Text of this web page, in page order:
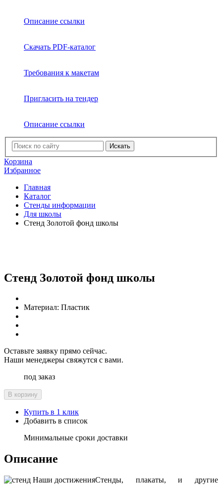
Описание ссылки
Скачать PDF-каталог
Требования к макетам
Пригласить на тендер
Описание ссылки
Искать
Корзина
Избранное
Главная
Каталог
Стенды информации
Для школы
Стенд Золотой фонд школы
Стенд Золотой фонд школы
Материал: Пластик
Оставьте заявку прямо сейчас.
Наши менеджеры свяжутся с вами.
под заказ
В корзину
Купить в 1 клик
Добавить в список
Минимальные сроки доставки
Описание
Стенды, плакаты, и другие